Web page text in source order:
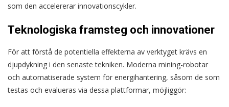
som den accelererar innovationscykler.
Teknologiska framsteg och innovationer
För att förstå de potentiella effekterna av verktyget krävs en
djupdykning i den senaste tekniken. Moderna mining-robotar
och automatiserade system för energihantering, såsom de som
testas och evalueras via dessa plattformar, möjliggör: